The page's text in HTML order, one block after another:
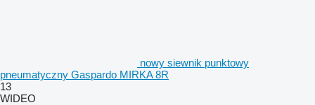
nowy siewnik punktowy
pneumatyczny Gaspardo MIRKA 8R
13
WIDEO